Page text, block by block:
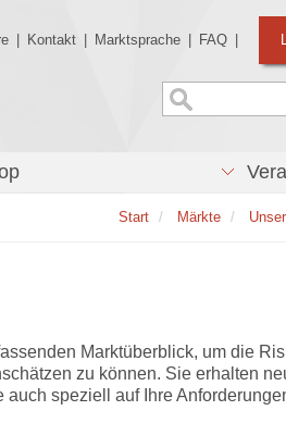
Kontakt Marktsprache FAQ
Start Märkte
Marktüberblick, um die
zu können. Sie erhalten
speziell auf Ihre